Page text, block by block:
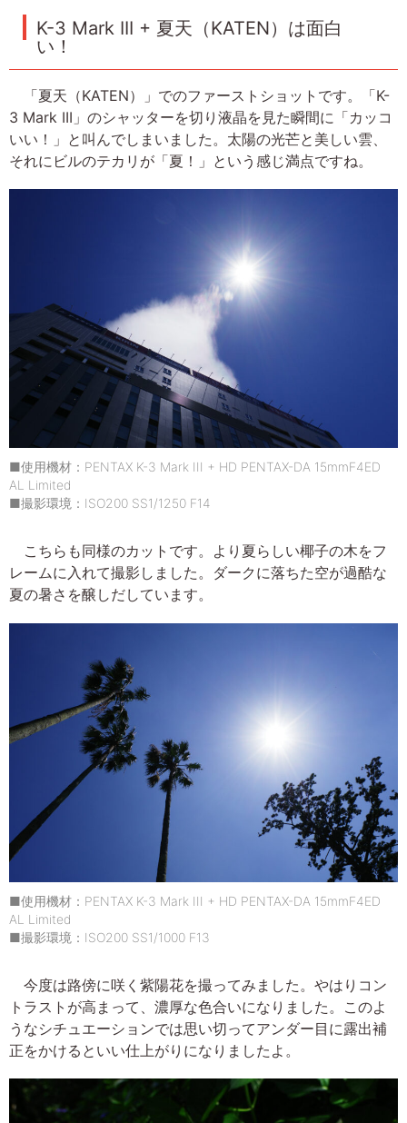
K-3 Mark III + 夏天（KATEN）は面白
い！
「夏天（KATEN）」でのファーストショットです。「K-
3 Mark III」のシャッターを切り液晶を見た瞬間に「カッコ
いい！」と叫んでしまいました。太陽の光芒と美しい雲、
それにビルのテカリが「夏！」という感じ満点ですね。
■使用機材：PENTAX K-3 Mark III + HD PENTAX-DA 15mmF4ED
AL Limited
■撮影環境：ISO200 SS1/1250 F14
こちらも同様のカットです。より夏らしい椰子の木をフ
レームに入れて撮影しました。ダークに落ちた空が過酷な
夏の暑さを醸しだしています。
■使用機材：PENTAX K-3 Mark III + HD PENTAX-DA 15mmF4ED
AL Limited
■撮影環境：ISO200 SS1/1000 F13
今度は路傍に咲く紫陽花を撮ってみました。やはりコン
トラストが高まって、濃厚な色合いになりました。このよ
うなシチュエーションでは思い切ってアンダー目に露出補
正をかけるといい仕上がりになりましたよ。